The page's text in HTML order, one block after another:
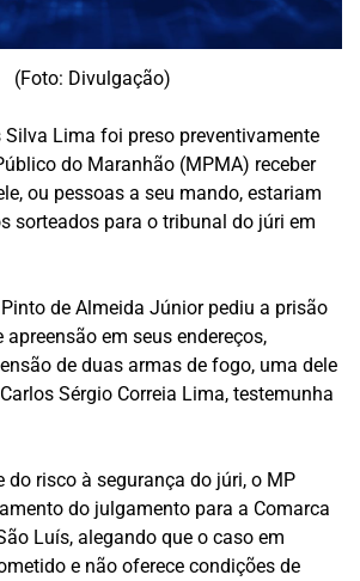
(Foto: Divulgação)
Silva Lima foi preso preventivamente
do Maranhão (MPMA) receber
ou pessoas a seu mando, estariam
sorteados para o tribunal do júri em
de Almeida Júnior pediu a prisão
apreensão em seus endereços,
de duas armas de fogo, uma dele
Sérgio Correia Lima, testemunha
do risco à segurança do júri, o MP
do julgamento para a Comarca
Luís, alegando que o caso em
e não oferece condições de